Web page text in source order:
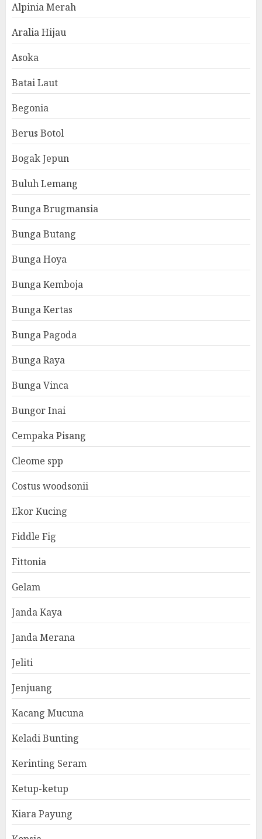
Alpinia Merah
Aralia Hijau
Asoka
Batai Laut
Begonia
Berus Botol
Bogak Jepun
Buluh Lemang
Bunga Brugmansia
Bunga Butang
Bunga Hoya
Bunga Kemboja
Bunga Kertas
Bunga Pagoda
Bunga Raya
Bunga Vinca
Bungor Inai
Cempaka Pisang
Cleome spp
Costus woodsonii
Ekor Kucing
Fiddle Fig
Fittonia
Gelam
Janda Kaya
Janda Merana
Jeliti
Jenjuang
Kacang Mucuna
Keladi Bunting
Kerinting Seram
Ketup-ketup
Kiara Payung